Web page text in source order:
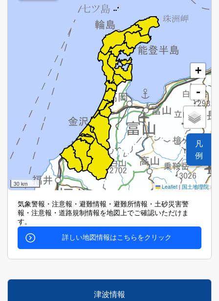
凡
例
+
-
30 km Leaflet | 国土地理院
気象警報・注意報・避難情報・避難所情報・土砂災害警
報・注意報・道路規制情報を地図上でご確認いただけま
す。
詳しい地図情報はこちらをクリック
津波情報